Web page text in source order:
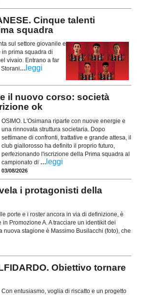
Cinque talenti
squadra
sul settore giovanile e
prima squadra di
vivaio. Entrano a far
... leggi
il nuovo corso: società
ok
OSIMO. L'Osimana riparte con nuove energie e
una rinnovata struttura societaria. Dopo
settimane di confronti, trattative e grande attesa, il
club giallorosso ha definito il proprio futuro,
perfezionando l'iscrizione della Prima squadra al
campionato di ... leggi
03/08/2026
i protagonisti della
porte e i roster ancora in via di definizione, è
Promozione A. A tracciare un identikit dei
nuova stagione è Massimo Busilacchi (foto), che
Obiettivo tornare
Con entusiasmo, voglia di riscatto e un progetto